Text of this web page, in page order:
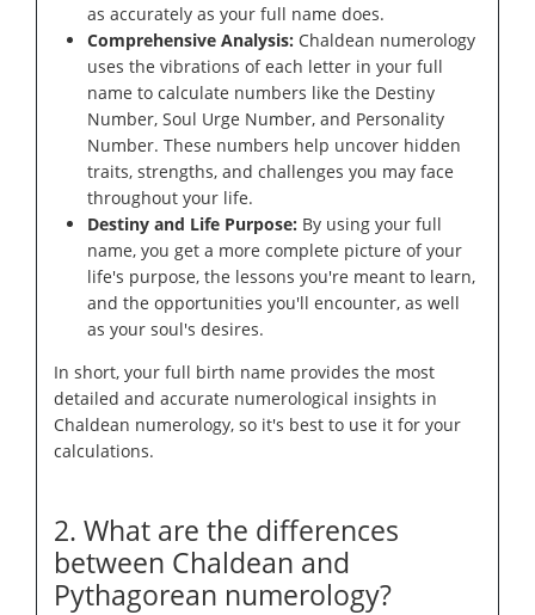
as accurately as your full name does.
Comprehensive Analysis: Chaldean numerology
uses the vibrations of each letter in your full
name to calculate numbers like the Destiny
Number, Soul Urge Number, and Personality
Number. These numbers help uncover hidden
traits, strengths, and challenges you may face
throughout your life.
Destiny and Life Purpose: By using your full
name, you get a more complete picture of your
life's purpose, the lessons you're meant to learn,
and the opportunities you'll encounter, as well
as your soul's desires.
In short, your full birth name provides the most
detailed and accurate numerological insights in
Chaldean numerology, so it's best to use it for your
calculations.
2. What are the differences
between Chaldean and
Pythagorean numerology?